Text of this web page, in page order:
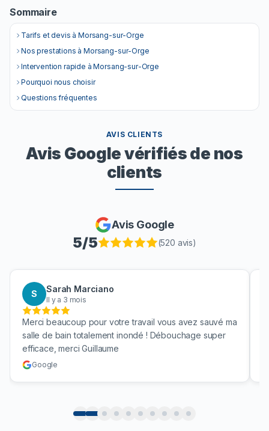
Sommaire
Tarifs et devis à Morsang-sur-Orge
Nos prestations à Morsang-sur-Orge
Intervention rapide à Morsang-sur-Orge
Pourquoi nous choisir
Questions fréquentes
AVIS CLIENTS
Avis Google vérifiés de nos
clients
Avis Google
5/5 (520 avis)
pour votre travail vous avez sauvé ma
inondé ! Débouchage super
Bravo pour
une vrai société